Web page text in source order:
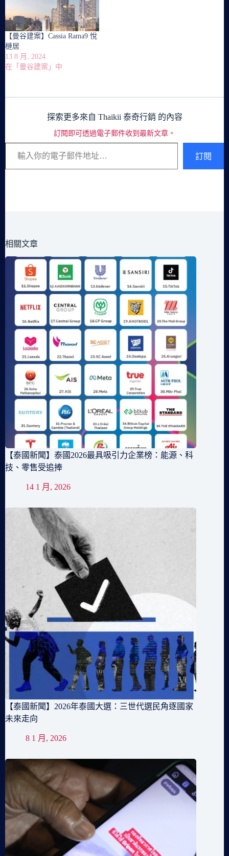
【曼谷建案】Cassia Rama9 悅
槤居
13 8 月, 2024
在「曼谷建案」中
探索更多來自 Thaikii 泰奇行銷 的內容
訂閱即可透過電子郵件收到最新文章。
輸入你的電子郵件地址…
訂閱
相關文章
【泰國新聞】泰國2026最具吸引力企業榜：能源、科
技、零售受追捧
14 1 月, 2026
【泰國新聞】2026年泰國大選：三世代選民角逐國家
未來走向
8 1 月, 2026